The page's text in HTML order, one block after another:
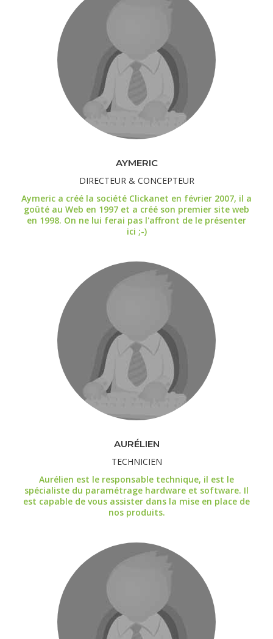
AYMERIC
DIRECTEUR & CONCEPTEUR
Aymeric a créé la société Clickanet en février 2007, il a
goûté au Web en 1997 et a créé son premier site web
en 1998. On ne lui ferai pas l'affront de le présenter
ici ;-)
AURÉLIEN
TECHNICIEN
Aurélien est le responsable technique, il est le
spécialiste du paramétrage hardware et software. Il
est capable de vous assister dans la mise en place de
nos produits.